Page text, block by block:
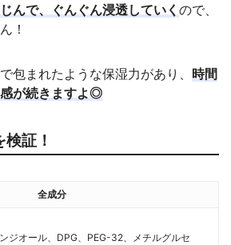
んで、ぐんぐん浸透していく ので、
！
包まれたような保湿力があり、 時間
が続きますよ◎
証！
全成分
ジオール、DPG、PEG-32、メチルグルセ